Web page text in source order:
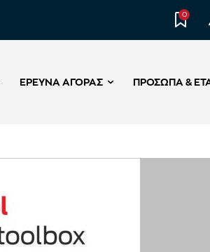
0
ΈΡΕΥΝΑ ΑΓΟΡΆΣ ΠΡΌΣΩΠΑ &